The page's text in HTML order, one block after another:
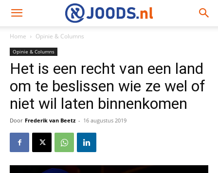
Home Opinie & Columns
Opinie & Columns
Het is een recht van een land
om te beslissen wie ze wel of
niet wil laten binnenkomen
Door Frederik van Beetz - 16 augustus 2019